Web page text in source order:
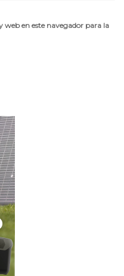
en este navegador para la